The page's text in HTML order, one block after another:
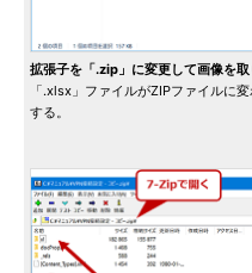
拡張子を「.zip」に変更して画像を取
「.xlsx」ファイルがZIPファイルに
する。